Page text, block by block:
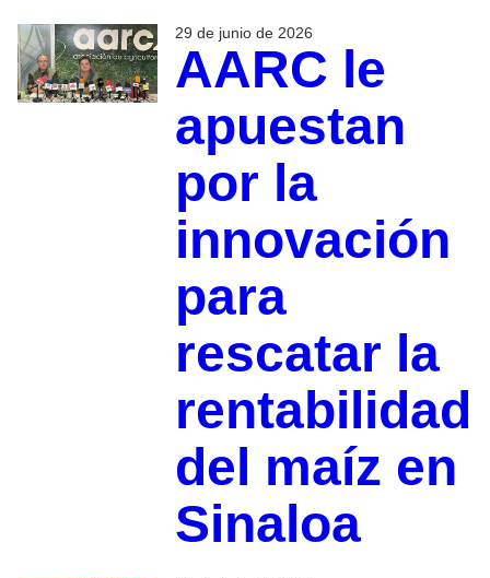
29 de junio de 2026
AARC le
apuestan
por la
innovación
para
rescatar la
rentabilidad
del maíz en
Sinaloa